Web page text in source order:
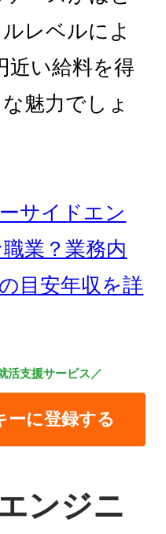
レベルによ
近い給料を得
魅力でしょ
サイドエン
業？業務内
目安年収を詳
活支援サービス／
ーに登録する
ンジニ